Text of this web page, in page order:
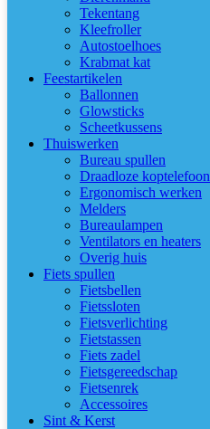
Tekentang
Kleefroller
Autostoelhoes
Krabmat kat
Feestartikelen
Ballonnen
Glowsticks
Scheetkussens
Thuiswerken
Bureau spullen
Draadloze koptelefoon
Ergonomisch werken
Melders
Bureaulampen
Ventilators en heaters
Overig huis
Fiets spullen
Fietsbellen
Fietssloten
Fietsverlichting
Fietstassen
Fiets zadel
Fietsgereedschap
Fietsenrek
Accessoires
Sint & Kerst